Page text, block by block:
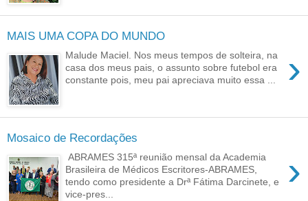
MAIS UMA COPA DO MUNDO
›
Malude Maciel. Nos meus tempos de solteira, na
casa dos meus pais, o assunto sobre futebol era
constante pois, meu pai apreciava muito essa ...
Mosaico de Recordações
›
ABRAMES 315ª reunião mensal da Academia
Brasileira de Médicos Escritores-ABRAMES,
tendo como presidente a Drª Fátima Darcinete, e
vice-pres...